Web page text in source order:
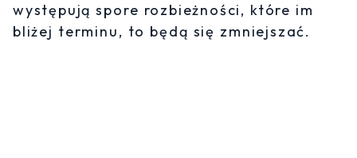
występują spore rozbieżności, które im
bliżej terminu, to będą się zmniejszać.